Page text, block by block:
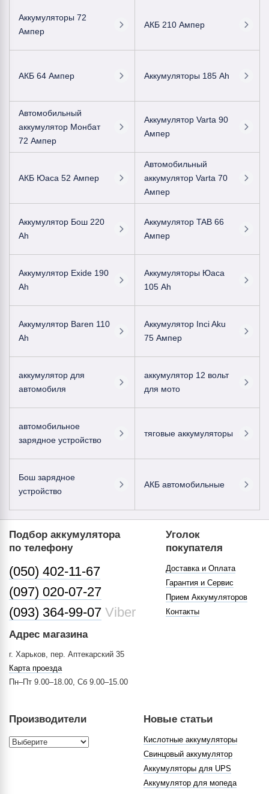
Аккумуляторы 72
Ампер
АКБ 210 Ампер
АКБ 64 Ампер Аккумуляторы 185 Ah
Автомобильный
аккумулятор Монбат
72 Ампер
Аккумулятор Varta 90
Ампер
АКБ Юаса 52 Ампер
Автомобильный
аккумулятор Varta 70
Ампер
Аккумулятор Бош 220
Ah
Аккумулятор TAB 66
Ампер
Аккумулятор Exide 190
Ah
Аккумуляторы Юаса
105 Ah
Аккумулятор Baren 110
Ah
Аккумулятор Inci Aku
75 Ампер
аккумулятор для
автомобиля
аккумулятор 12 вольт
для мото
автомобильное
зарядное устройство
тяговые аккумуляторы
Бош зарядное
устройство
АКБ автомобильные
Подбор аккумулятора
по телефону
(050) 402-11-67
(097) 020-07-27
(093) 364-99-07 Viber
Адрес магазина
г. Харьков, пер. Аптекарский 35
Карта проезда
Пн–Пт 9.00–18.00, Сб 9.00–15.00
Уголок
покупателя
Доставка и Оплата
Гарантия и Сервис
Прием Аккумуляторов
Контакты
Производители Новые статьи
Кислотные аккумуляторы
Свинцовый аккумулятор
Аккумуляторы для UPS
Аккумулятор для мопеда